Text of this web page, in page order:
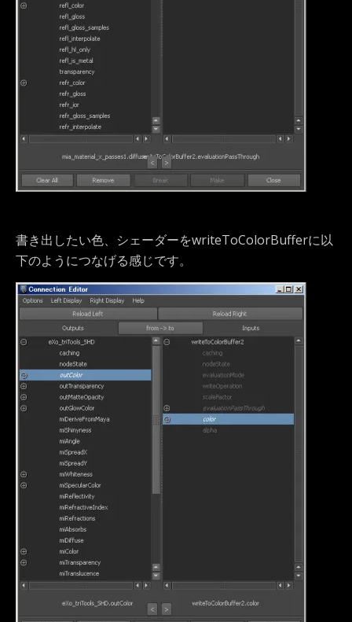
書き出したい色、シェーダーをwriteToColorBufferに以
下のようにつなげる感じです。